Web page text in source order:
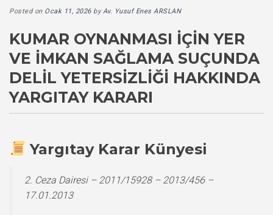
Posted on Ocak 11, 2026byAv. Yusuf Enes ARSLAN
KUMAR OYNANMASI İÇIN YER
VE İMKAN SAĞLAMA SUÇUNDA
DELIL YETERSIZLIĞI HAKKINDA
YARGITAY KARARI
Yargıtay Karar Künyesi
2. Ceza Dairesi – 2011/15928 – 2013/456 –
17.01.2013